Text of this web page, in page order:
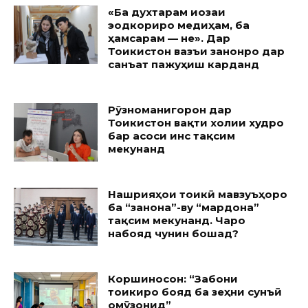
«Ба духтарам иҷозаи
эҷодкориро медиҳам, ба
ҳамсарам — не». Дар
Тоҷикистон вазъи занонро дар
санъат пажуҳиш карданд
Рӯзноманигорон дар
Тоҷикистон вақти холии худро
бар асоси ҷинс тақсим
мекунанд
Нашрияҳои тоҷикӣ мавзуъҳоро
ба “занона”-ву “мардона”
тақсим мекунанд. Чаро
набояд чунин бошад?
Коршиносон: “Забони
тоҷикиро бояд ба зеҳни сунъӣ
омӯзонид”